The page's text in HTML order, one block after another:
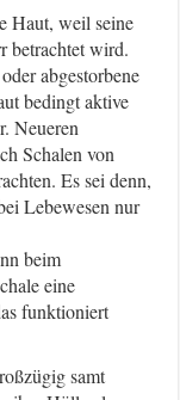
Haut, weil seine
betrachtet wird.
abgestorbene
bedingt aktive
Neueren
Schalen von
Es sei denn,
Lebewesen nur
beim
eine
funktioniert
samt